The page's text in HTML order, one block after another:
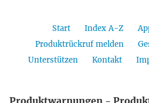
Start Index A-Z
Produktrückruf melden
Unterstützen
Kontakt
Produktwarnungen -